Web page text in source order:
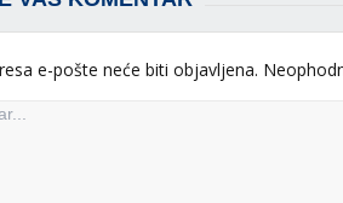
e-pošte neće biti objavljena.